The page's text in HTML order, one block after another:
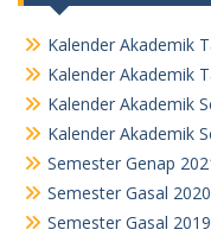
Kalender Akademik
Kalender Akademik
Kalender Akademik
Kalender Akademik
Semester Genap
Semester Gasal
Semester Gasal